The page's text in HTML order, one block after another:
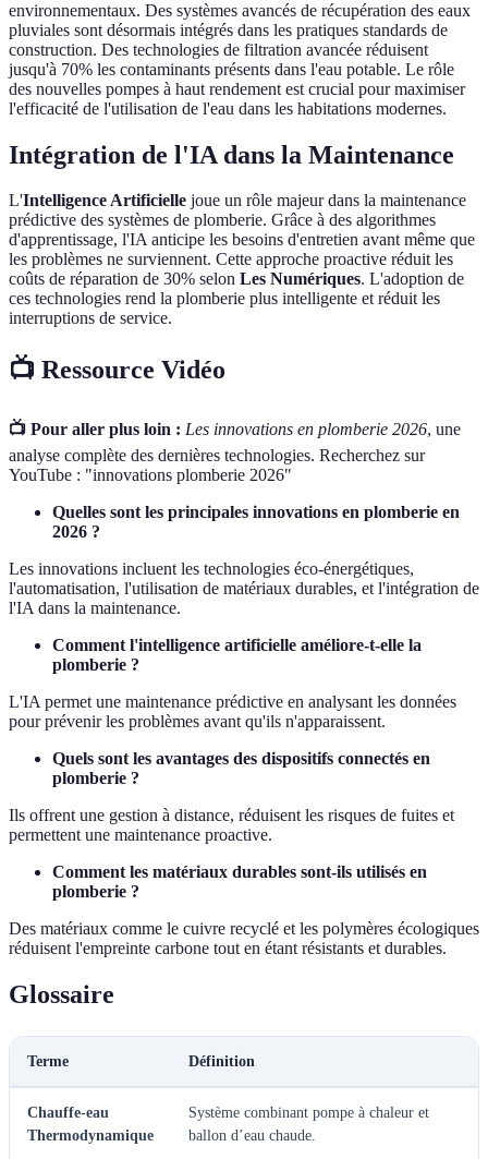
environnementaux. Des systèmes avancés de récupération des eaux
pluviales sont désormais intégrés dans les pratiques standards de
construction. Des technologies de filtration avancée réduisent
jusqu'à 70% les contaminants présents dans l'eau potable. Le rôle
des nouvelles pompes à haut rendement est crucial pour maximiser
l'efficacité de l'utilisation de l'eau dans les habitations modernes.
Intégration de l'IA dans la Maintenance
L'Intelligence Artificielle joue un rôle majeur dans la maintenance
prédictive des systèmes de plomberie. Grâce à des algorithmes
d'apprentissage, l'IA anticipe les besoins d'entretien avant même que
les problèmes ne surviennent. Cette approche proactive réduit les
coûts de réparation de 30% selon Les Numériques. L'adoption de
ces technologies rend la plomberie plus intelligente et réduit les
interruptions de service.
📺 Ressource Vidéo
📺 Pour aller plus loin : Les innovations en plomberie 2026, une
analyse complète des dernières technologies. Recherchez sur
YouTube : "innovations plomberie 2026"
Quelles sont les principales innovations en plomberie en
2026 ?
Les innovations incluent les technologies éco-énergétiques,
l'automatisation, l'utilisation de matériaux durables, et l'intégration de
l'IA dans la maintenance.
Comment l'intelligence artificielle améliore-t-elle la
plomberie ?
L'IA permet une maintenance prédictive en analysant les données
pour prévenir les problèmes avant qu'ils n'apparaissent.
Quels sont les avantages des dispositifs connectés en
plomberie ?
Ils offrent une gestion à distance, réduisent les risques de fuites et
permettent une maintenance proactive.
Comment les matériaux durables sont-ils utilisés en
plomberie ?
Des matériaux comme le cuivre recyclé et les polymères écologiques
réduisent l'empreinte carbone tout en étant résistants et durables.
Glossaire
Terme Définition
Chauffe-eau
Thermodynamique
Système combinant pompe à chaleur et
ballon d’eau chaude.